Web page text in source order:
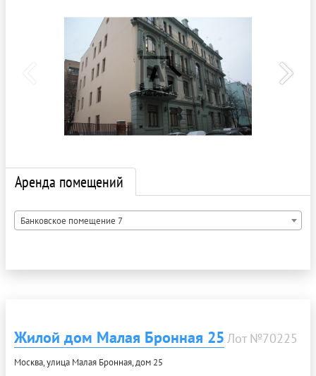
Аренда помещений
Банковское помещение 7
Жилой дом Малая Бронная 25 Лот №70225
Москва, улица Малая Бронная, дом 25